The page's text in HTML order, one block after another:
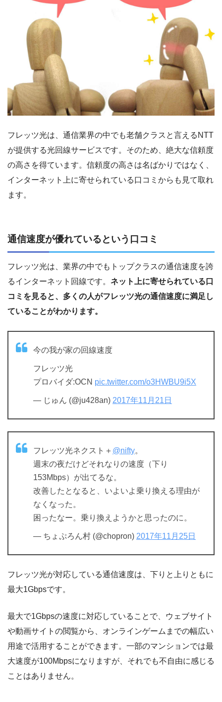
フレッツ光は、通信業界の中でも老舗クラスと言えるNTT
が提供する光回線サービスです。そのため、絶大な信頼度
の高さを得ています。信頼度の高さは名ばかりではなく、
インターネット上に寄せられている口コミからも見て取れ
ます。
通信速度が優れているという口コミ
フレッツ光は、業界の中でもトップクラスの通信速度を誇
るインターネット回線です。 ネット上に寄せられている口
コミを見ると、多くの人がフレッツ光の通信速度に満足し
ていることがわかります。
今の我が家の回線速度
フレッツ光
プロバイダ:OCN pic.twitter.com/o3HWBU9i5X
— じゅん (@ju428an) 2017年11月21日
フレッツ光ネクスト＋ @nifty。
週末の夜だけどそれなりの速度（下り
153Mbps）が出てるな。
改善したとなると、いよいよ乗り換える理由が
なくなった。
困ったなー。乗り換えようかと思ったのに。
— ちょぷろん村 (@chopron) 2017年11月25日
フレッツ光が対応している通信速度は、下りと上りともに
最大1Gbpsです。
最大で1Gbpsの速度に対応していることで、ウェブサイト
や動画サイトの閲覧から、オンラインゲームまでの幅広い
用途で活用することができます。一部のマンションでは最
大速度が100Mbpsになりますが、それでも不自由に感じる
ことはありません。